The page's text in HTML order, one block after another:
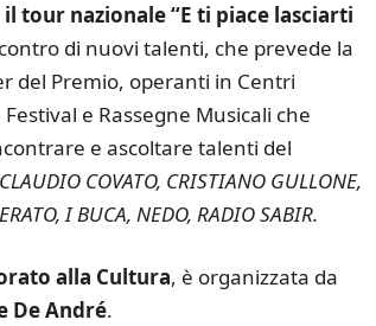
tour nazionale “E ti piace lasciarti
di nuovi talenti, che prevede la
del Premio, operanti in Centri
e Rassegne Musicali che
e ascoltare talenti del
COVATO, CRISTIANO GULLONE,
I BUCA, NEDO, RADIO SABIR.
alla Cultura, è organizzata da
De André.